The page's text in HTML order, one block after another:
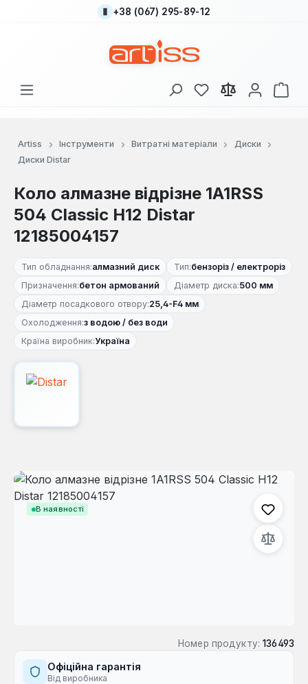
Перейти до основного вмісту
+38 (067) 295-89-12
У вас є 0 у списку
Artiss Інструменти Витратні матеріали
Диски
Диски Distar
Коло алмазне відрізне 1A1RSS
504 Classic H12 Distar
12185004157
Тип обладнання:алмазний диск Тип:бензоріз / електроріз
Призначення:бетон армований Діаметр диска:500 мм
Діаметр посадкового отвору:25,4-F4 мм
Охолодження:з водою / без води
Країна виробник:Україна
В наявності
Пропустити галерею зображень
Номер продукту: 136493
Офіційна гарантія
Від виробника